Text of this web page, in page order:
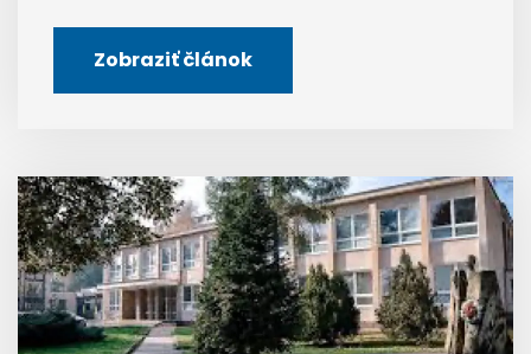
Zobraziť článok